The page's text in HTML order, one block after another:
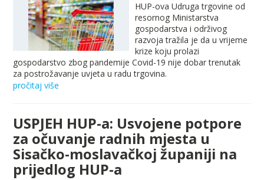
HUP-ova Udruga trgovine od
resornog Ministarstva
gospodarstva i održivog
razvoja tražila je da u vrijeme
krize koju prolazi
gospodarstvo zbog pandemije Covid-19 nije dobar trenutak
za postrožavanje uvjeta u radu trgovina.
pročitaj više
USPJEH HUP-a: Usvojene potpore
za očuvanje radnih mjesta u
Sisačko-moslavačkoj županiji na
prijedlog HUP-a